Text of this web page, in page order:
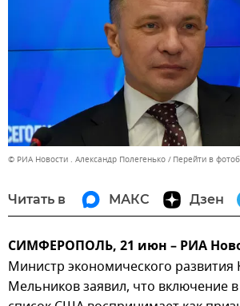
© РИА Новости . Александр Полегенько Перейти в
Читать в МАКС Дзен
СИМФЕРОПОЛЬ, 21 июн – РИА
Министр экономического
Мельников заявил, что включение